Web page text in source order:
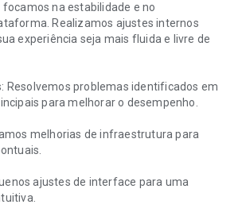
focamos na estabilidade e no
Realizamos ajustes internos
experiência seja mais fluida e livre de
Resolvemos problemas identificados em
para melhorar o desempenho.
melhorias de infraestrutura para
ajustes de interface para uma